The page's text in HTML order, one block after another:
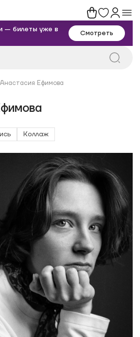
— билеты уже в
Смотреть
Анастасия Ефимова
Коллаж